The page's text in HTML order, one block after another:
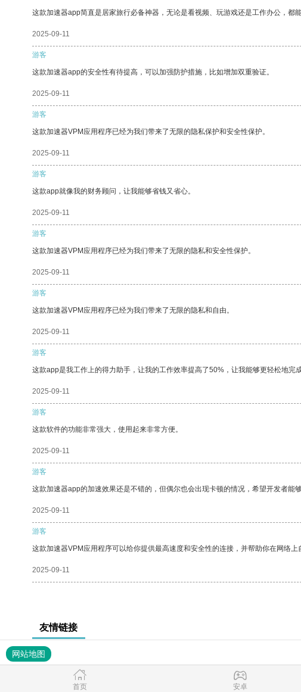
这款加速器app简直是居家旅行必备神器，无论是看视频、玩游戏还是工作办公，都
2025-09-11
游客
这款加速器app的安全性有待提高，可以加强防护措施，比如增加双重验证。
2025-09-11
游客
这款加速器VPM应用程序已经为我们带来了无限的隐私保护和安全性保护。
2025-09-11
游客
这款app就像我的财务顾问，让我能够省钱又省心。
2025-09-11
游客
这款加速器VPM应用程序已经为我们带来了无限的隐私和安全性保护。
2025-09-11
游客
这款加速器VPM应用程序已经为我们带来了无限的隐私和自由。
2025-09-11
游客
这款app是我工作上的得力助手，让我的工作效率提高了50%，让我能够更轻松地完成
2025-09-11
游客
这款软件的功能非常强大，使用起来非常方便。
2025-09-11
游客
这款加速器app的加速效果还是不错的，但偶尔也会出现卡顿的情况，希望开发者能够
2025-09-11
游客
这款加速器VPM应用程序可以给你提供最高速度和安全性的连接，并帮助你在网络上
2025-09-11
友情链接
网站地图
首页 安卓